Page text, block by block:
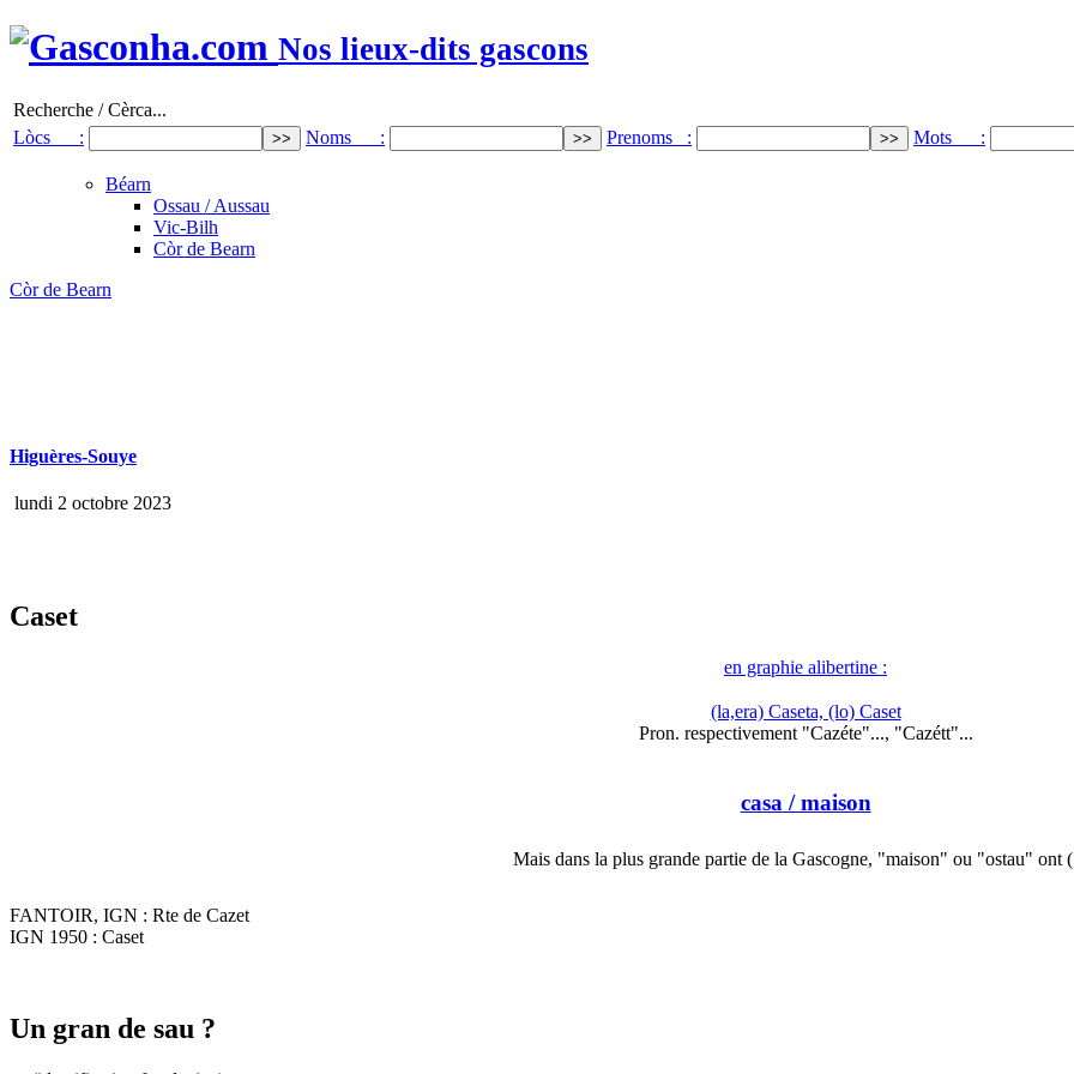
Nos lieux-dits gascons
Recherche / Cèrca...
Lòcs :
Noms : Prenoms : Mots :
Béarn
Ossau / Aussau
Vic-Bilh
Còr de Bearn
Còr de Bearn
Higuères-Souye
lundi 2 octobre 2023
Caset
en graphie alibertine :
(la,era) Caseta, (lo) Caset
Pron. respectivement "Cazéte"..., "Cazétt"...
casa / maison
Mais dans la plus grande partie de la Gascogne, "maison" ou "ostau"
FANTOIR, IGN : Rte de Cazet
IGN 1950 : Caset
Un gran de sau ?